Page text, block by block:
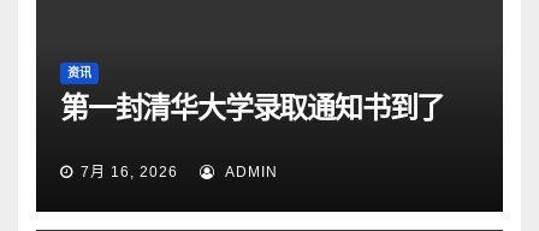
资讯
第一封清华大学录取通知书到了
7月 16, 2026 ADMIN